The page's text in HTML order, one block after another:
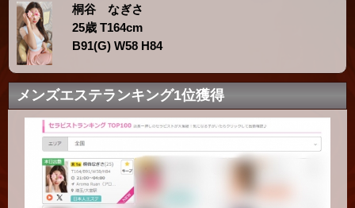
桐谷 なぎさ
25歳 T164cm
B91(G) W58 H84
メンズエステランキング1位獲得